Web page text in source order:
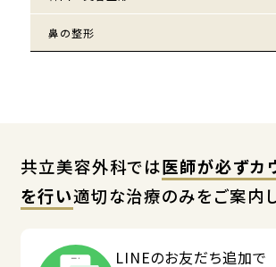
鼻の整形
共立美容外科では医師が必ずカ
を行い適切な治療のみをご案内し
LINEのお友だち追加で